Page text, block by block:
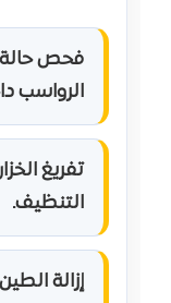
فحص حالة
الرواسب
تفريغ
التنظيف.
إزالة